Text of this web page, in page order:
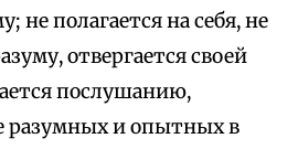
не полагается на себя, не
отвергается своей
послушанию,
разумных и опытных в